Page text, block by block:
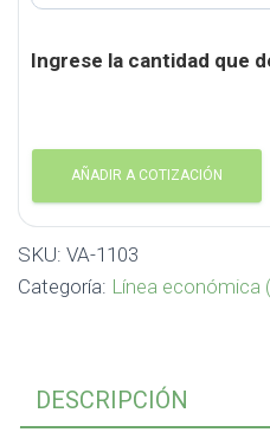
Ingrese la cantidad que
AÑADIR A COTIZACIÓN
SKU: VA-1103
Categoría: Línea económica
DESCRIPCIÓN